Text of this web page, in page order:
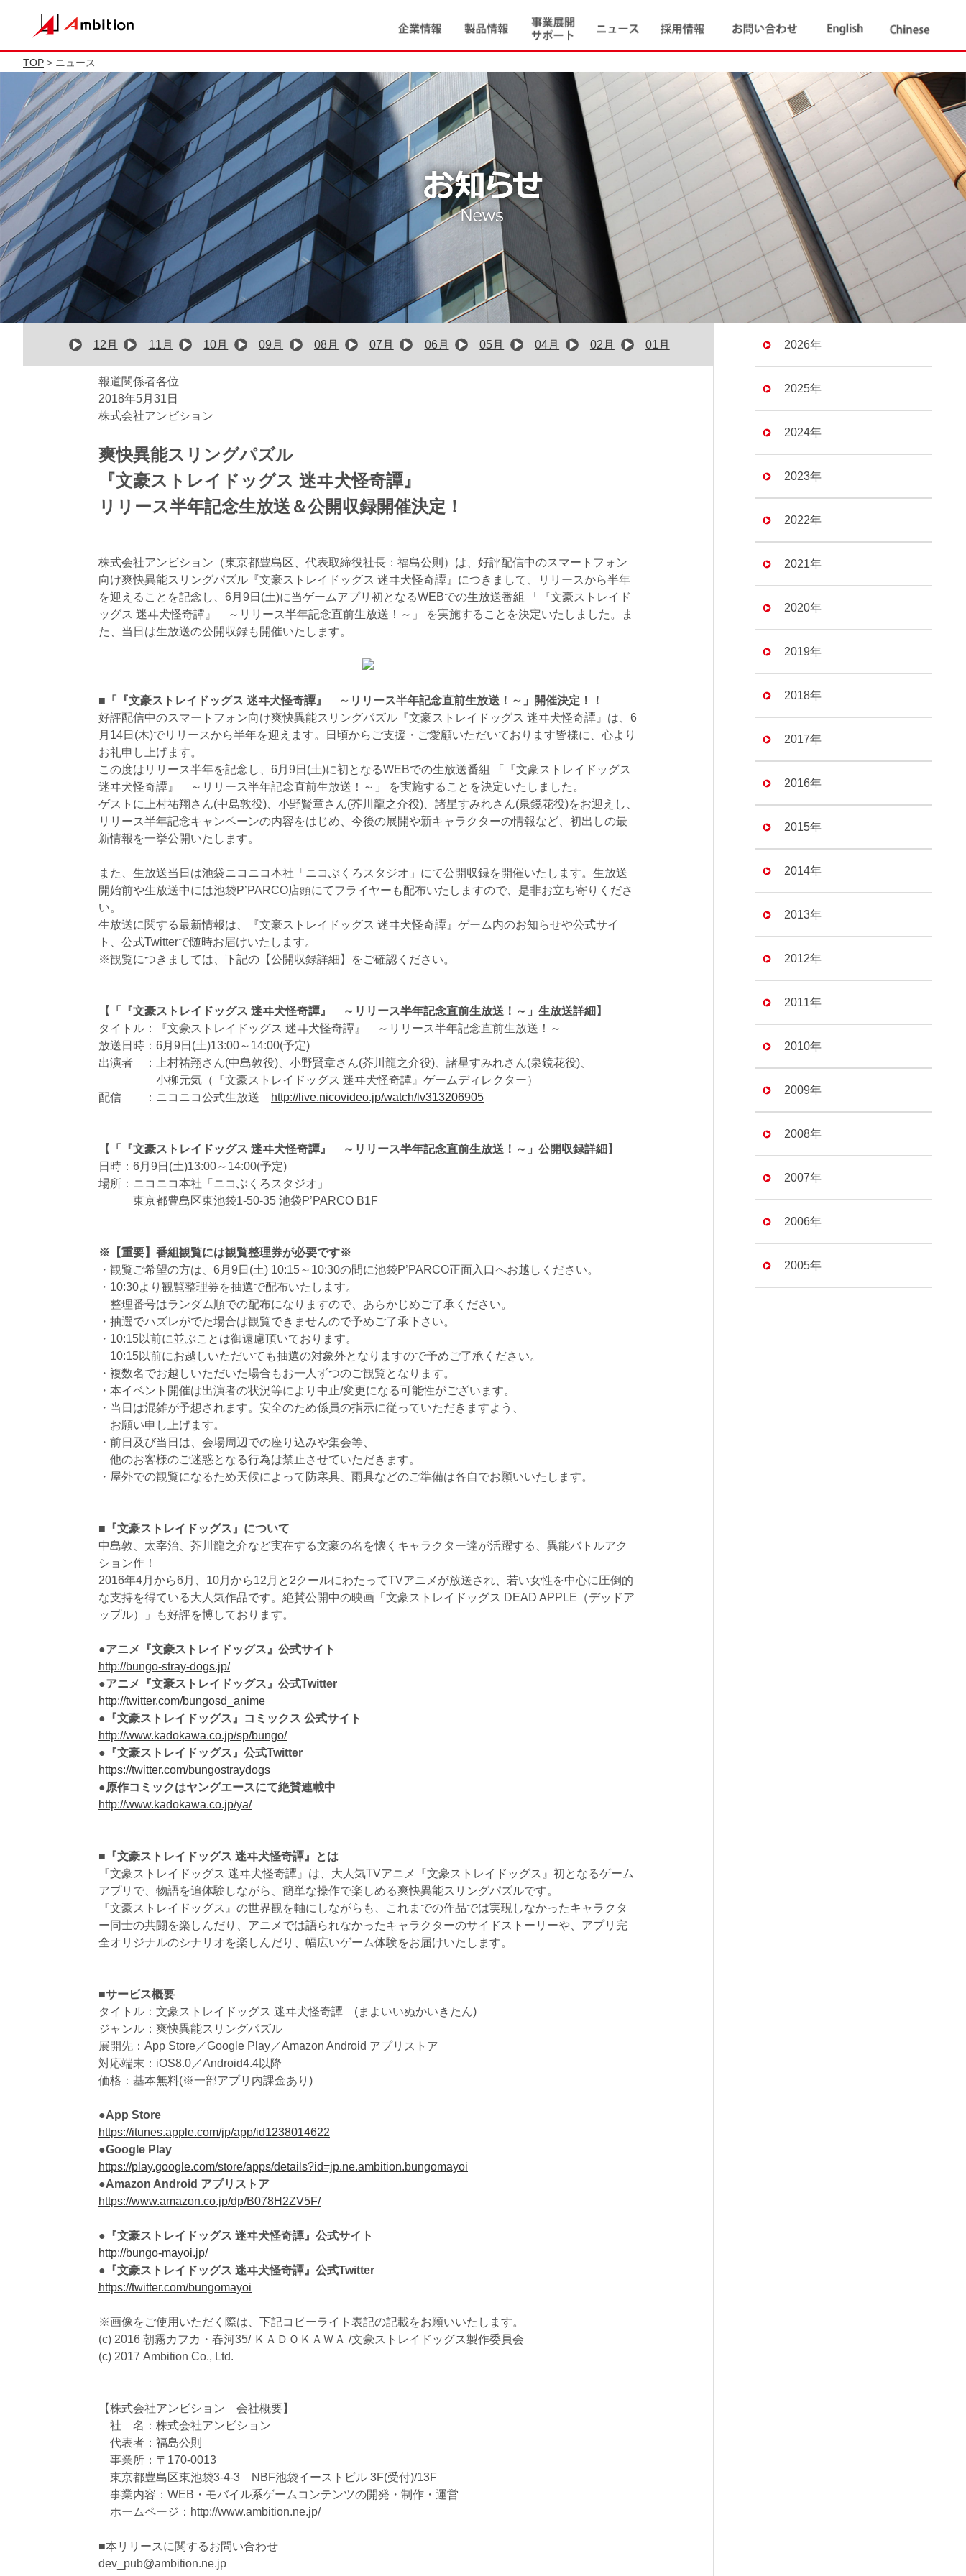
TOP > ニュース
12月 11月 10月 09月 08月 07月 06月 05月 04月 02月 01月
報道関係者各位
2018年5月31日
株式会社アンビション
爽快異能スリングパズル
『文豪ストレイドッグス 迷ヰ犬怪奇譚』
リリース半年記念生放送＆公開収録開催決定！
株式会社アンビション（東京都豊島区、代表取締役社長：福島公則）は、好評配信中のスマートフォン
向け爽快異能スリングパズル『文豪ストレイドッグス 迷ヰ犬怪奇譚』につきまして、リリースから半年
を迎えることを記念し、6月9日(土)に当ゲームアプリ初となるWEBでの生放送番組 「『文豪ストレイド
ッグス 迷ヰ犬怪奇譚』 ～リリース半年記念直前生放送！～」 を実施することを決定いたしました。ま
た、当日は生放送の公開収録も開催いたします。
■「『文豪ストレイドッグス 迷ヰ犬怪奇譚』 ～リリース半年記念直前生放送！～」開催決定！！
好評配信中のスマートフォン向け爽快異能スリングパズル『文豪ストレイドッグス 迷ヰ犬怪奇譚』は、6
月14日(木)でリリースから半年を迎えます。日頃からご支援・ご愛顧いただいております皆様に、心より
お礼申し上げます。
この度はリリース半年を記念し、6月9日(土)に初となるWEBでの生放送番組 「『文豪ストレイドッグス
迷ヰ犬怪奇譚』 ～リリース半年記念直前生放送！～」 を実施することを決定いたしました。
ゲストに上村祐翔さん(中島敦役)、小野賢章さん(芥川龍之介役)、諸星すみれさん(泉鏡花役)をお迎えし、
リリース半年記念キャンペーンの内容をはじめ、今後の展開や新キャラクターの情報など、初出しの最
新情報を一挙公開いたします。
また、生放送当日は池袋ニコニコ本社「ニコぶくろスタジオ」にて公開収録を開催いたします。生放送
開始前や生放送中には池袋P’PARCO店頭にてフライヤーも配布いたしますので、是非お立ち寄りくださ
い。
生放送に関する最新情報は、『文豪ストレイドッグス 迷ヰ犬怪奇譚』ゲーム内のお知らせや公式サイ
ト、公式Twitterで随時お届けいたします。
※観覧につきましては、下記の【公開収録詳細】をご確認ください。
【「『文豪ストレイドッグス 迷ヰ犬怪奇譚』 ～リリース半年記念直前生放送！～」生放送詳細】
タイトル：『文豪ストレイドッグス 迷ヰ犬怪奇譚』 ～リリース半年記念直前生放送！～
放送日時：6月9日(土)13:00～14:00(予定)
出演者 ：上村祐翔さん(中島敦役)、小野賢章さん(芥川龍之介役)、諸星すみれさん(泉鏡花役)、
小柳元気（『文豪ストレイドッグス 迷ヰ犬怪奇譚』ゲームディレクター）
配信 ：ニコニコ公式生放送
http://live.nicovideo.jp/watch/lv313206905
【「『文豪ストレイドッグス 迷ヰ犬怪奇譚』 ～リリース半年記念直前生放送！～」公開収録詳細】
日時：6月9日(土)13:00～14:00(予定)
場所：ニコニコ本社「ニコぶくろスタジオ」
東京都豊島区東池袋1-50-35 池袋P’PARCO B1F
※【重要】番組観覧には観覧整理券が必要です※
・観覧ご希望の方は、6月9日(土) 10:15～10:30の間に池袋P’PARCO正面入口へお越しください。
・10:30より観覧整理券を抽選で配布いたします。
整理番号はランダム順での配布になりますので、あらかじめご了承ください。
・抽選でハズレがでた場合は観覧できませんので予めご了承下さい。
・10:15以前に並ぶことは御遠慮頂いております。
10:15以前にお越しいただいても抽選の対象外となりますので予めご了承ください。
・複数名でお越しいただいた場合もお一人ずつのご観覧となります。
・本イベント開催は出演者の状況等により中止/変更になる可能性がございます。
・当日は混雑が予想されます。安全のため係員の指示に従っていただきますよう、
お願い申し上げます。
・前日及び当日は、会場周辺での座り込みや集会等、
他のお客様のご迷惑となる行為は禁止させていただきます。
・屋外での観覧になるため天候によって防寒具、雨具などのご準備は各自でお願いいたします。
■『文豪ストレイドッグス』について
中島敦、太宰治、芥川龍之介など実在する文豪の名を懐くキャラクター達が活躍する、異能バトルアク
ション作！
2016年4月から6月、10月から12月と2クールにわたってTVアニメが放送され、若い女性を中心に圧倒的
な支持を得ている大人気作品です。絶賛公開中の映画「文豪ストレイドッグス DEAD APPLE（デッドア
ップル）」も好評を博しております。
●アニメ『文豪ストレイドッグス』公式サイト
http://bungo-stray-dogs.jp/
●アニメ『文豪ストレイドッグス』公式Twitter
http://twitter.com/bungosd_anime
●『文豪ストレイドッグス』コミックス 公式サイト
http://www.kadokawa.co.jp/sp/bungo/
●『文豪ストレイドッグス』公式Twitter
https://twitter.com/bungostraydogs
●原作コミックはヤングエースにて絶賛連載中
http://www.kadokawa.co.jp/ya/
■『文豪ストレイドッグス 迷ヰ犬怪奇譚』とは
『文豪ストレイドッグス 迷ヰ犬怪奇譚』は、大人気TVアニメ『文豪ストレイドッグス』初となるゲーム
アプリで、物語を追体験しながら、簡単な操作で楽しめる爽快異能スリングパズルです。
『文豪ストレイドッグス』の世界観を軸にしながらも、これまでの作品では実現しなかったキャラクタ
ー同士の共闘を楽しんだり、アニメでは語られなかったキャラクターのサイドストーリーや、アプリ完
全オリジナルのシナリオを楽しんだり、幅広いゲーム体験をお届けいたします。
■サービス概要
タイトル：文豪ストレイドッグス 迷ヰ犬怪奇譚 (まよいいぬかいきたん)
ジャンル：爽快異能スリングパズル
展開先：App Store／Google Play／Amazon Android アプリストア
対応端末：iOS8.0／Android4.4以降
価格：基本無料(※一部アプリ内課金あり)
●App Store
https://itunes.apple.com/jp/app/id1238014622
●Google Play
https://play.google.com/store/apps/details?id=jp.ne.ambition.bungomayoi
●Amazon Android アプリストア
https://www.amazon.co.jp/dp/B078H2ZV5F/
●『文豪ストレイドッグス 迷ヰ犬怪奇譚』公式サイト
http://bungo-mayoi.jp/
●『文豪ストレイドッグス 迷ヰ犬怪奇譚』公式Twitter
https://twitter.com/bungomayoi
※画像をご使用いただく際は、下記コピーライト表記の記載をお願いいたします。
(c) 2016 朝霧カフカ・春河35/ ＫＡＤＯＫＡＷＡ /文豪ストレイドッグス製作委員会
(c) 2017 Ambition Co., Ltd.
【株式会社アンビション 会社概要】
社 名：株式会社アンビション
代表者：福島公則
事業所：〒170-0013
東京都豊島区東池袋3-4-3 NBF池袋イーストビル 3F(受付)/13F
事業内容：WEB・モバイル系ゲームコンテンツの開発・制作・運営
ホームページ：http://www.ambition.ne.jp/
■本リリースに関するお問い合わせ
dev_pub@ambition.ne.jp
2026年
2025年
2024年
2023年
2022年
2021年
2020年
2019年
2018年
2017年
2016年
2015年
2014年
2013年
2012年
2011年
2010年
2009年
2008年
2007年
2006年
2005年